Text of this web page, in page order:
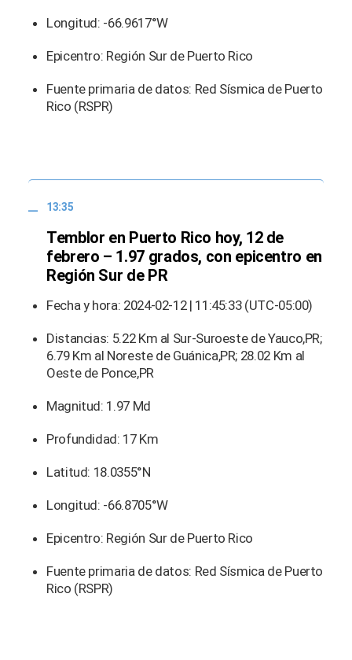
Longitud: -66.9617°W
Epicentro: Región Sur de Puerto Rico
Fuente primaria de datos: Red Sísmica de Puerto
Rico (RSPR)
13:35
Temblor en Puerto Rico hoy, 12 de
febrero – 1.97 grados, con epicentro en
Región Sur de PR
Fecha y hora: 2024-02-12 | 11:45:33 (UTC-05:00)
Distancias: 5.22 Km al Sur-Suroeste de Yauco,PR;
6.79 Km al Noreste de Guánica,PR; 28.02 Km al
Oeste de Ponce,PR
Magnitud: 1.97 Md
Profundidad: 17 Km
Latitud: 18.0355°N
Longitud: -66.8705°W
Epicentro: Región Sur de Puerto Rico
Fuente primaria de datos: Red Sísmica de Puerto
Rico (RSPR)